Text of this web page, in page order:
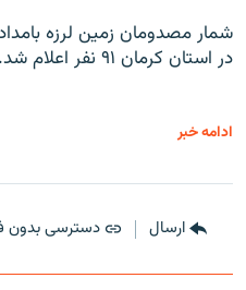
شمار مصدومان زمین لرزه
در استان کرمان ۹۱ نفر اعلام شد.
ادامه خبر
ارسال دسترسی بدون